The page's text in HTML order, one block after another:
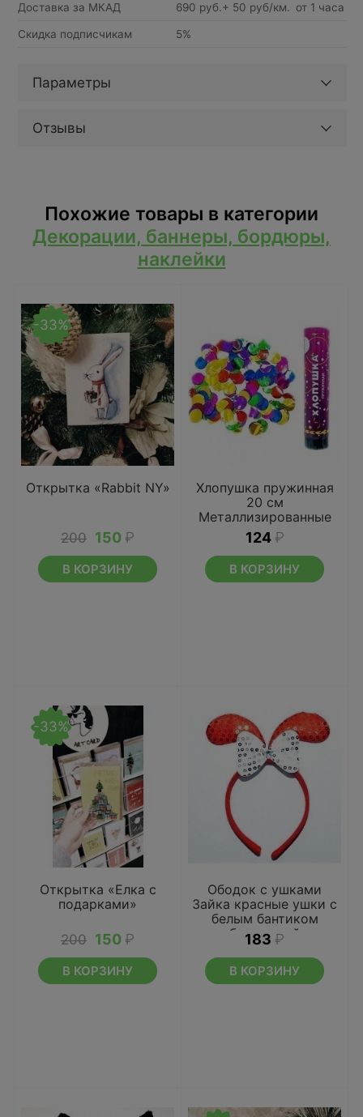
Доставка за МКАД 690 руб.+ 50 руб/км. от 1 часа
Скидка подписчикам 5%
Параметры
Отзывы
Похожие товары в категории
Декорации, баннеры, бордюры,
наклейки
-33%
Открытка «Rabbit NY»
200 150 ₽
В КОРЗИНУ
Хлопушка пружинная
20 см
Металлизированные
круги
124 ₽
В КОРЗИНУ
-33%
Открытка «Елка с
подарками»
200 150 ₽
В КОРЗИНУ
Ободок с ушками
Зайка красные ушки с
белым бантиком
блестящий
183 ₽
В КОРЗИНУ